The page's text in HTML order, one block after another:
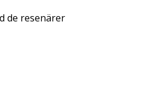
de resenärer